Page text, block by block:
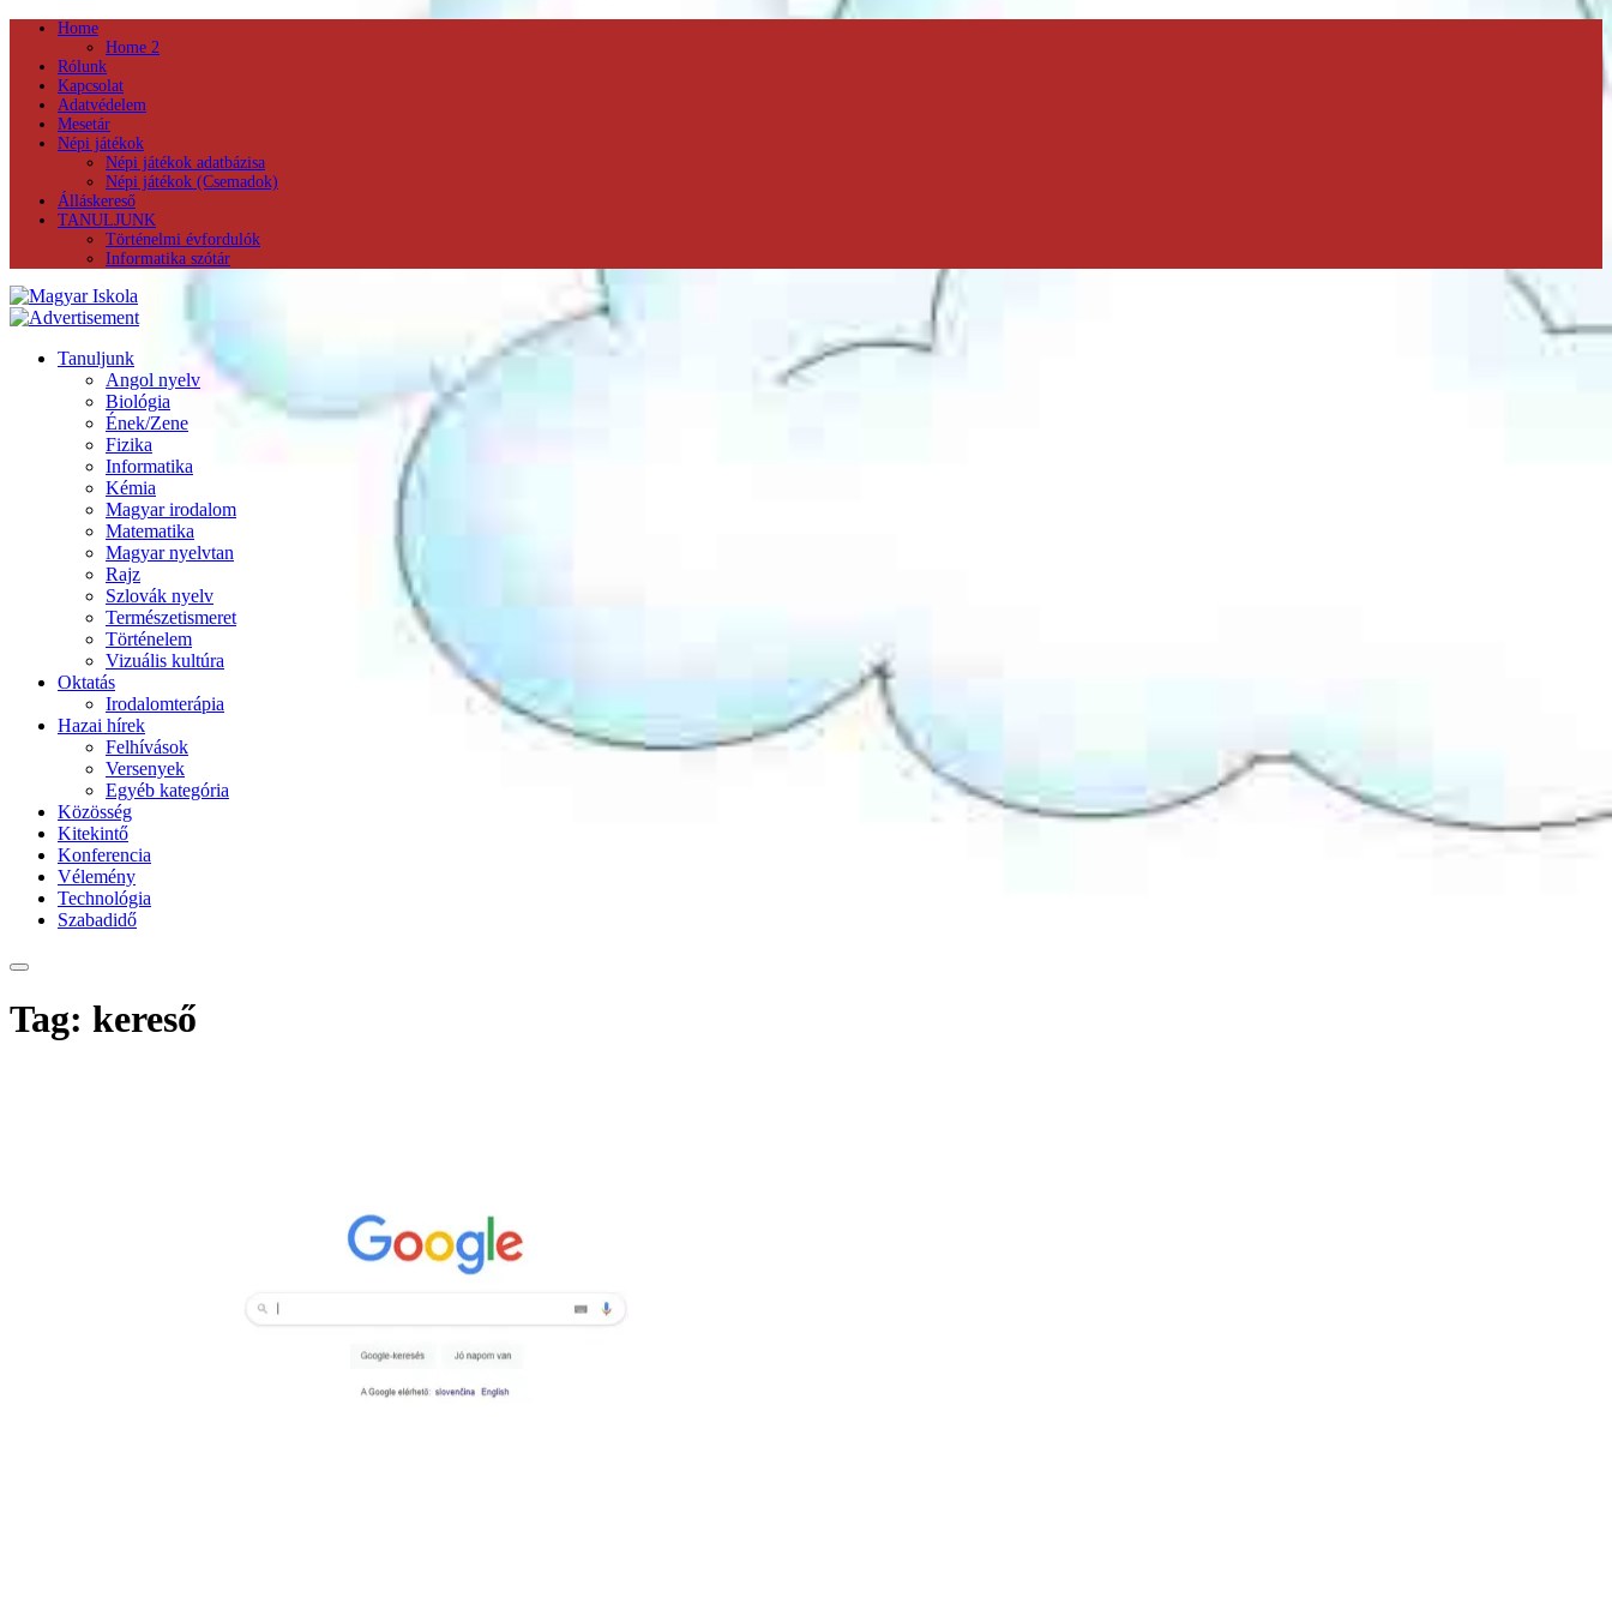
Home
Home 2
Rólunk
Kapcsolat
Adatvédelem
Mesetár
Népi játékok
Népi játékok adatbázisa
Népi játékok (Csemadok)
Álláskereső
TANULJUNK
Történelmi évfordulók
Informatika szótár
Tanuljunk
Angol nyelv
Biológia
Ének/Zene
Fizika
Informatika
Kémia
Magyar irodalom
Matematika
Magyar nyelvtan
Rajz
Szlovák nyelv
Természetismeret
Történelem
Vizuális kultúra
Oktatás
Irodalomterápia
Hazai hírek
Felhívások
Versenyek
Egyéb kategória
Közösség
Kitekintő
Konferencia
Vélemény
Technológia
Szabadidő
Tag: kereső